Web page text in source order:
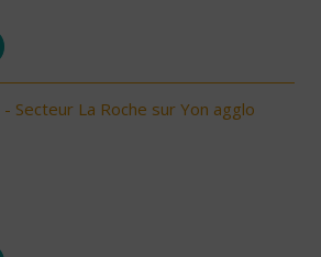
Secteur La Roche sur Yon agglo